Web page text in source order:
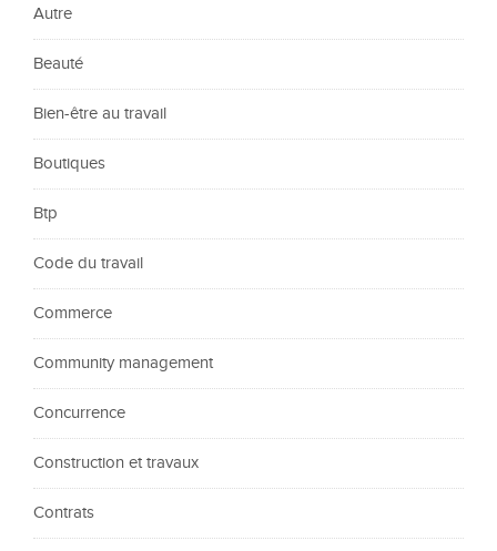
Autre
Beauté
Bien-être au travail
Boutiques
Btp
Code du travail
Commerce
Community management
Concurrence
Construction et travaux
Contrats